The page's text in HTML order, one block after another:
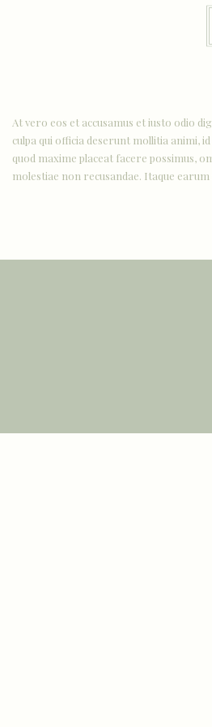
At vero eos et accusamus et iusto odio
culpa qui officia deserunt mollitia animi,
quod maxime placeat facere possimus,
molestiae non recusandae. Itaque